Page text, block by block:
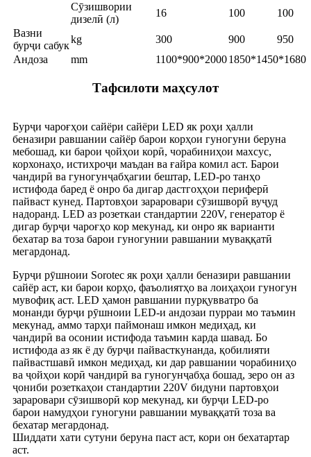
Сӯзишвории
дизелӣ (л)
16 100
100
Вазни
бурҷи сабук
kg 300 900
950
Андоза
mm 1100*900*20001850*1450*1680
Тафсилоти маҳсулот
Бурҷи чароғҳои сайёри сайёри LED як роҳи ҳалли
беназири равшании сайёр барои корҳои гуногуни беруна
мебошад, ки барои ҷойҳои корӣ, чорабиниҳои махсус,
корхонаҳо, истихроҷи маъдан ва ғайра комил аст. Барои
чандирӣ ва гуногунҷабҳагии бештар, LED-ро танҳо
истифода баред ё онро ба дигар дастгоҳҳои периферӣ
пайваст кунед. Партовҳои зараровари сӯзишворӣ вуҷуд
надоранд. LED аз розеткаи стандартии 220V, генератор ё
дигар бурҷи чароғҳо кор мекунад, ки онро як варианти
бехатар ва тоза барои гуногунии равшании муваққатӣ
мегардонад.
Бурҷи рӯшноии Sorotec як роҳи ҳалли беназири равшании
сайёр аст, ки барои корҳо, фаъолиятҳо ва лоиҳаҳои гуногун
мувофиқ аст. LED ҳамон равшании пурқувватро ба
монанди бурҷи рӯшноии LED-и андозаи пурраи мо таъмин
мекунад, аммо тарҳи паймонаш имкон медиҳад, ки
чандирӣ ва осонии истифода таъмин карда шавад. Бо
истифода аз як ё ду бурҷи пайвасткунанда, қобилияти
пайвастшавӣ имкон медиҳад, ки дар равшании чорабиниҳо
ва ҷойҳои корӣ чандирӣ ва гуногунҷабҳа бошад, зеро он аз
ҷониби розеткаҳои стандартии 220V бидуни партовҳои
зараровари сӯзишворӣ кор мекунад, ки бурҷи LED-ро
барои намудҳои гуногуни равшании муваққатӣ тоза ва
бехатар мегардонад.
Шиддати хати сутуни беруна паст аст, кори он бехатартар
аст.